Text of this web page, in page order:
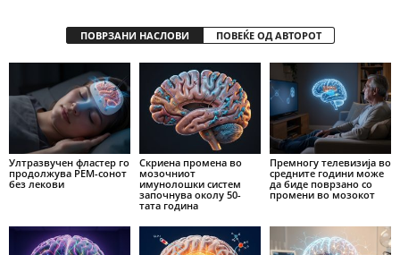
ПОВРЗАНИ НАСЛОВИ ПОВЕЌЕ ОД АВТОРОТ
Ултразвучен фластер го
продолжува РЕМ-сонот
без лекови
Скриена промена во
мозочниот
имунолошки систем
започнува околу 50-
тата година
Премногу телевизија во
средните години може
да биде поврзано со
промени во мозокот